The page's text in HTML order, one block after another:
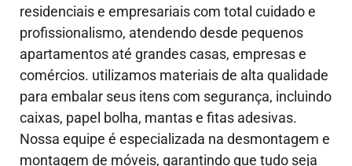
residenciais e empresariais com total cuidado e
profissionalismo, atendendo desde pequenos
apartamentos até grandes casas, empresas e
comércios. utilizamos materiais de alta qualidade
para embalar seus itens com segurança, incluindo
caixas, papel bolha, mantas e fitas adesivas.
Nossa equipe é especializada na desmontagem e
montagem de móveis, garantindo que tudo seja